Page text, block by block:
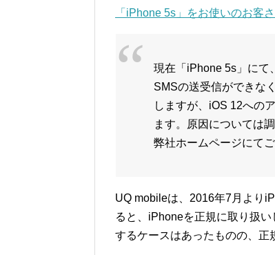
「iPhone 5s」をお使いのお客
現在「iPhone 5s」にて
SMSの送受信ができな
しますが、iOS 12への
ます。原因については
弊社ホームページにて
UQ mobileは、2016年7月より
ると、iPhoneを正規に取り扱
するケースはあったものの、正